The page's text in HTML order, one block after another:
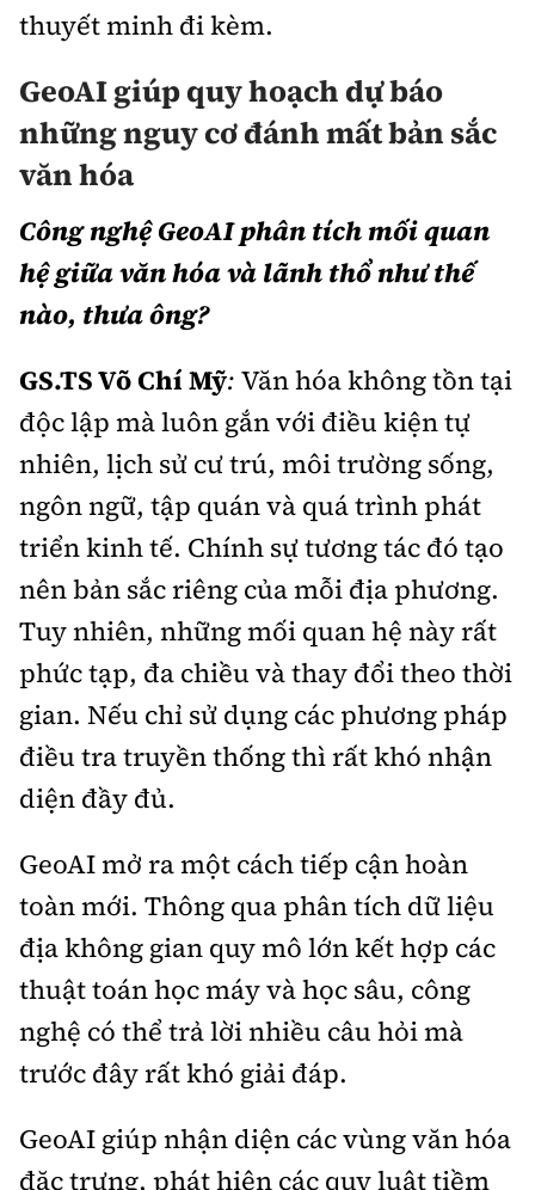
thuyết minh đi kèm.
GeoAI giúp quy hoạch dự báo
những nguy cơ đánh mất bản sắc
văn hóa
Công nghệ GeoAI phân tích mối quan
hệ giữa văn hóa và lãnh thổ như thế
nào, thưa ông?
GS.TS Võ Chí Mỹ: Văn hóa không tồn tại
độc lập mà luôn gắn với điều kiện tự
nhiên, lịch sử cư trú, môi trường sống,
ngôn ngữ, tập quán và quá trình phát
triển kinh tế. Chính sự tương tác đó tạo
nên bản sắc riêng của mỗi địa phương.
Tuy nhiên, những mối quan hệ này rất
phức tạp, đa chiều và thay đổi theo thời
gian. Nếu chỉ sử dụng các phương pháp
điều tra truyền thống thì rất khó nhận
diện đầy đủ.
GeoAI mở ra một cách tiếp cận hoàn
toàn mới. Thông qua phân tích dữ liệu
địa không gian quy mô lớn kết hợp các
thuật toán học máy và học sâu, công
nghệ có thể trả lời nhiều câu hỏi mà
trước đây rất khó giải đáp.
GeoAI giúp nhận diện các vùng văn hóa
đặc trưng, phát hiện các quy luật tiềm